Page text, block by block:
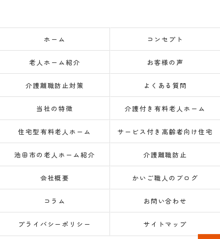
ホーム コンセプト
老人ホーム紹介 お客様の声
介護離職防止対策 よくある質問
当社の特徴 介護付き有料老人ホーム
住宅型有料老人ホーム サービス付き高齢者向け住宅
池田市の老人ホーム紹介 介護離職防止
会社概要 かいご職人のブログ
コラム お問い合わせ
プライバシーポリシー サイトマップ